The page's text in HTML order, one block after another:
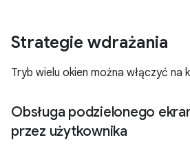
Strategie wdrażania
Tryb wielu okien można włączyć na
Obsługa podzielonego
przez użytkownika